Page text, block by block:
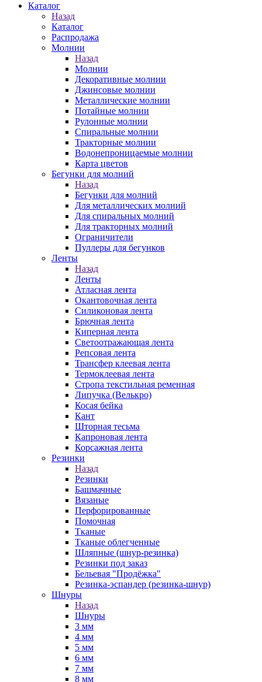
Каталог
Назад
Каталог
Распродажа
Молнии
Назад
Молнии
Декоративные молнии
Джинсовые молнии
Металлические молнии
Потайные молнии
Рулонные молнии
Спиральные молнии
Тракторные молнии
Водонепроницаемые молнии
Карта цветов
Бегунки для молний
Назад
Бегунки для молний
Для металлических молний
Для спиральных молний
Для тракторных молний
Ограничители
Пуллеры для бегунков
Ленты
Назад
Ленты
Атласная лента
Окантовочная лента
Силиконовая лента
Брючная лента
Киперная лента
Светоотражающая лента
Репсовая лента
Трансфер клеевая лента
Термоклеевая лента
Стропа текстильная ременная
Липучка (Велькро)
Косая бейка
Кант
Шторная тесьма
Капроновая лента
Корсажная лента
Резинки
Назад
Резинки
Башмачные
Вязаные
Перфорированные
Помочная
Тканые
Тканые облегченные
Шляпные (шнур-резинка)
Резинки под заказ
Бельевая "Продёжка"
Резинка-эспандер (резинка-шнур)
Шнуры
Назад
Шнуры
3 мм
4 мм
5 мм
6 мм
7 мм
8 мм